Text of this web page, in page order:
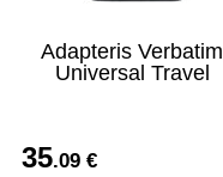
Adapteris Verbatim
Universal Travel
35.09 €